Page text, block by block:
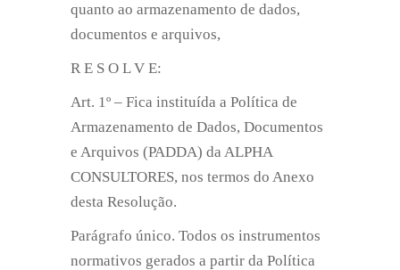
quanto ao armazenamento de dados,
documentos e arquivos,
R E S O L V E:
Art. 1º – Fica instituída a Política de
Armazenamento de Dados, Documentos
e Arquivos (PADDA) da ALPHA
CONSULTORES, nos termos do Anexo
desta Resolução.
Parágrafo único. Todos os instrumentos
normativos gerados a partir da Política